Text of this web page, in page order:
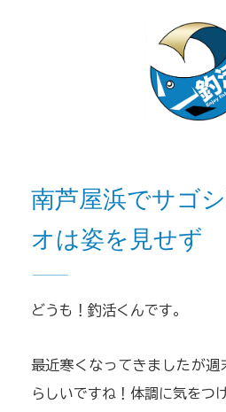
南芦屋浜でサゴ
オは姿を見せず
どうも！釣活くんです。
最近寒くなってきましたが週
らしいですね！体調に気をつ